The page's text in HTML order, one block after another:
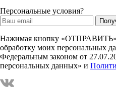
Персональные условия?
Нажимая кнопку «ОТПРАВИТЬ»,
обработку моих персональных
Федеральным законом от
персональных данных» и